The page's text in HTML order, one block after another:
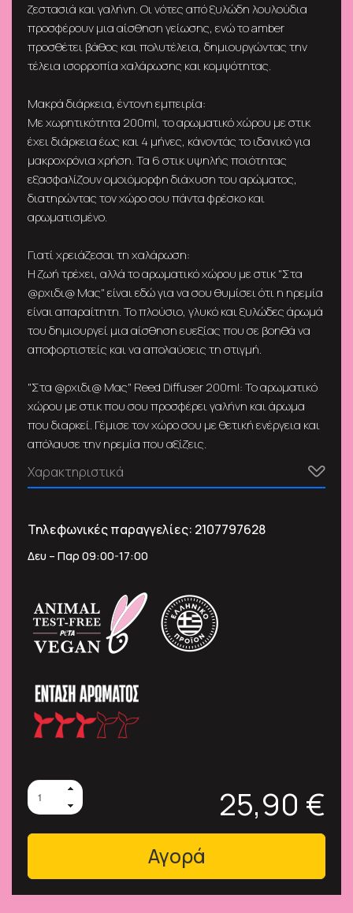
ζεστασιά και γαλήνη. Οι νότες από ξυλώδη λουλούδια
προσφέρουν μια αίσθηση γείωσης, ενώ το amber
προσθέτει βάθος και πολυτέλεια, δημιουργώντας την
τέλεια ισορροπία χαλάρωσης και κομψότητας.
Μακρά διάρκεια, έντονη εμπειρία:
Με χωρητικότητα 200ml, το αρωματικό χώρου με στικ
έχει διάρκεια έως και 4 μήνες, κάνοντάς το ιδανικό για
μακροχρόνια χρήση. Τα 6 στικ υψηλής ποιότητας
εξασφαλίζουν ομοιόμορφη διάχυση του αρώματος,
διατηρώντας τον χώρο σου πάντα φρέσκο και
αρωματισμένο.
Γιατί χρειάζεσαι τη χαλάρωση:
Η ζωή τρέχει, αλλά το αρωματικό χώρου με στικ "Στα
@ρχιδι@ Μας" είναι εδώ για να σου θυμίσει ότι η ηρεμία
είναι απαραίτητη. Το πλούσιο, γλυκό και ξυλώδες άρωμά
του δημιουργεί μια αίσθηση ευεξίας που σε βοηθά να
αποφορτιστείς και να απολαύσεις τη στιγμή.
"Στα @ρχιδι@ Μας" Reed Diffuser 200ml: Το αρωματικό
χώρου με στικ που σου προσφέρει γαλήνη και άρωμα
που διαρκεί. Γέμισε τον χώρο σου με θετική ενέργεια και
απόλαυσε την ηρεμία που αξίζεις.
Χαρακτηριστικά
Τηλεφωνικές παραγγελίες: 2107797628
Δευ – Παρ 09:00-17:00
25,90 €
Αγορά